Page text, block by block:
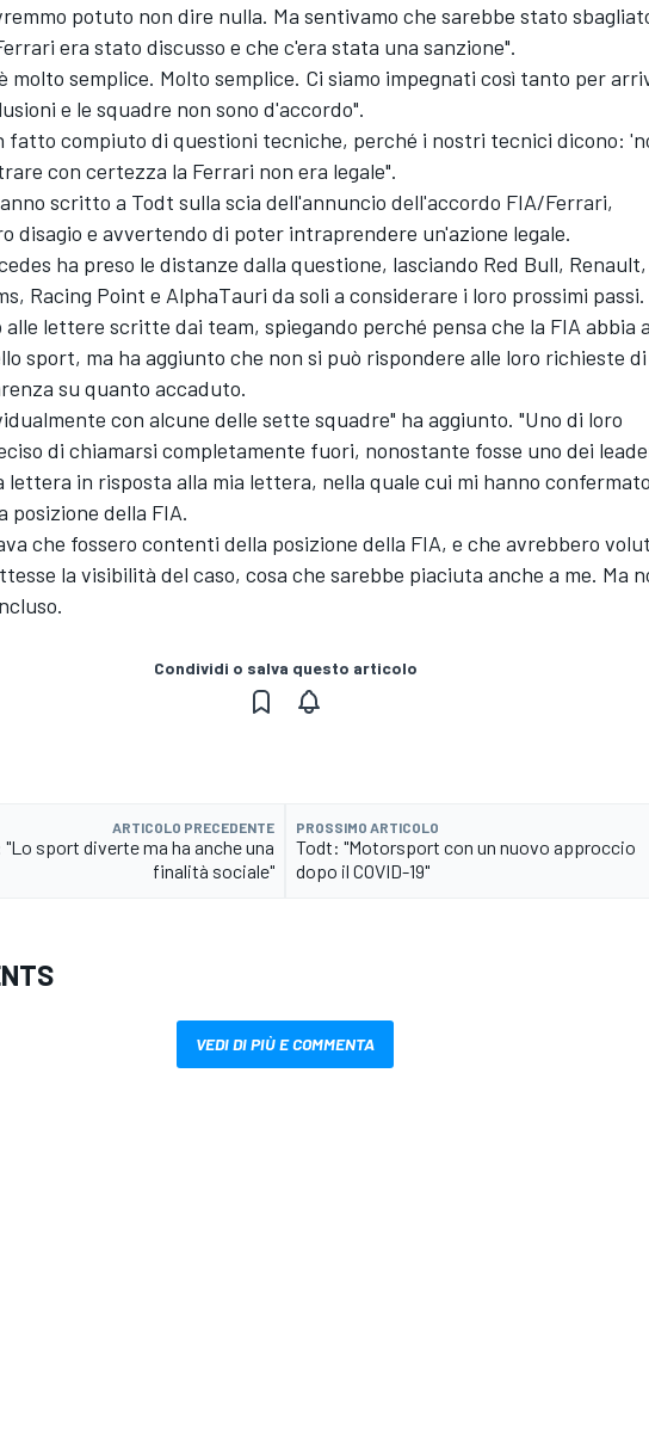
potuto non dire nulla. Ma sentivamo che sarebbe stato
era stato discusso e che c'era stata una sanzione".
molto semplice. Molto semplice. Ci siamo impegnati così tanto per
e le squadre non sono d'accordo".
fatto compiuto di questioni tecniche, perché i nostri tecnici dicono:
con certezza la Ferrari non era legale".
scritto a Todt sulla scia dell'annuncio dell'accordo FIA/Ferrari,
disagio e avvertendo di poter intraprendere un'azione legale.
ha preso le distanze dalla questione, lasciando Red Bull, Renault,
Racing Point e AlphaTauri da soli a considerare i loro prossimi passi.
lettere scritte dai team, spiegando perché pensa che la FIA abbia
sport, ma ha aggiunto che non si può rispondere alle loro richieste di
su quanto accaduto.
con alcune delle sette squadre" ha aggiunto. "Uno di loro
di chiamarsi completamente fuori, nonostante fosse uno dei
lettera in risposta alla mia lettera, nella quale cui mi hanno
posizione della FIA.
che fossero contenti della posizione della FIA, e che avrebbero
la visibilità del caso, cosa che sarebbe piaciuta anche a me. Ma
Condividi o salva questo articolo
ARTICOLO PRECEDENTE
sport diverte ma ha anche una
finalità sociale"
PROSSIMO ARTICOLO
Todt: "Motorsport con un nuovo approccio
dopo il COVID-19"
VEDI DI PIÙ E COMMENTA